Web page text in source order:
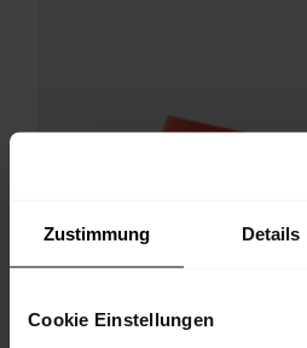
Zustimmung Details
Cookie Einstellungen